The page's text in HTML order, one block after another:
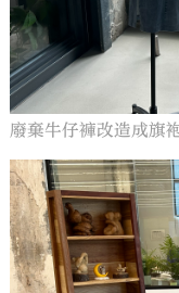
廢棄牛仔褲改造成旗